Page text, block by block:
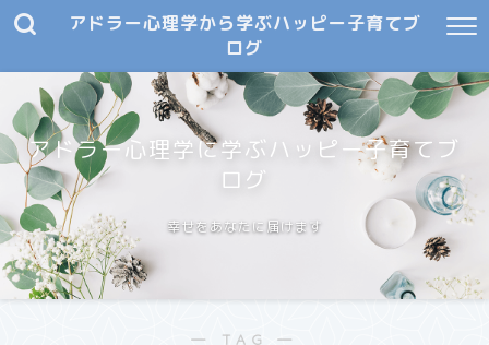
アドラー心理学から学ぶハッピー子育てブ
ログ
アドラー心理学に学ぶハッピー子育てブ
ログ
幸せをあなたに届けます
― TAG ―